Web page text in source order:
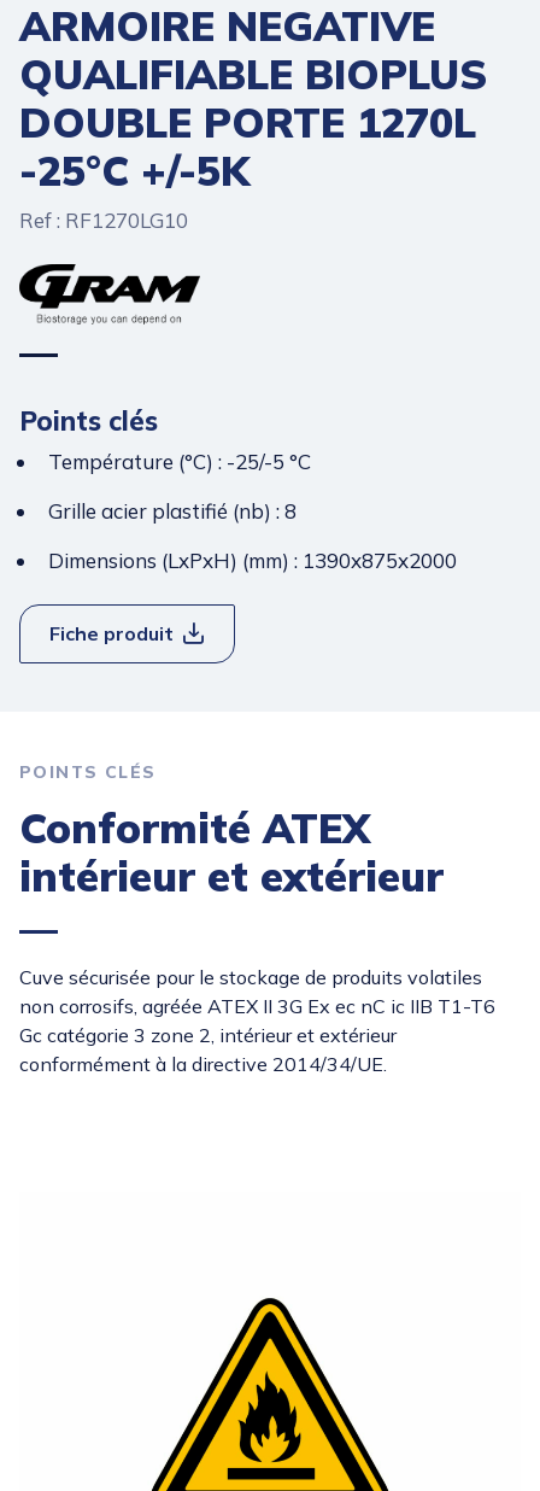
ARMOIRE NEGATIVE
QUALIFIABLE BIOPLUS
DOUBLE PORTE 1270L
-25°C +/-5K
Ref : RF1270LG10
Points clés
Température (°C) : -25/-5 °C
Grille acier plastifié (nb) : 8
Dimensions (LxPxH) (mm) : 1390x875x2000
Fiche produit
POINTS CLÉS
Conformité ATEX
intérieur et extérieur
Cuve sécurisée pour le stockage de produits volatiles
non corrosifs, agréée ATEX II 3G Ex ec nC ic IIB T1-T6
Gc catégorie 3 zone 2, intérieur et extérieur
conformément à la directive 2014/34/UE.